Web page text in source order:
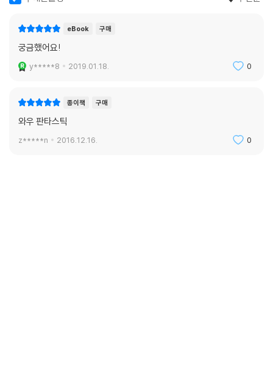
eBook 구매
궁금했어요!
y*****8 2019.01.18. 0
종이책 구매
와우 판타스틱
z*****n 2016.12.16. 0